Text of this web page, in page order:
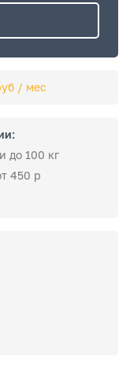
/ мес
до 100 кг
450 р